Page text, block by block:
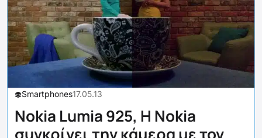
Smartphones17.05.13
Nokia Lumia 925, H Nokia
συγκρίνει την κάμερα με τον